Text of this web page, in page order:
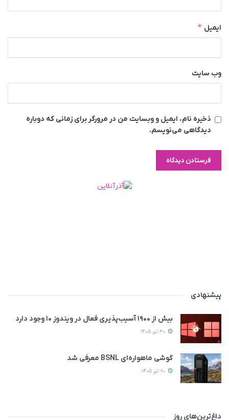
ایمیل *
وب‌ سایت
ذخیره نام، ایمیل و وبسایت من در مرورگر برای زمانی که دوباره
دیدگاهی می‌نویسم.
پیشنهادی
بیش از ۱۹۰۰ آسیب‌پذیری فعال در ویندوز ۱۰ وجود دارد
گوشی ماهواره‌ای BSNL معرفی شد
داغ‌ترین‌های روز